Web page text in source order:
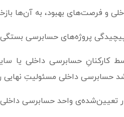
و فرصت‌های بهبود، به آن‌­ها
پروژه‌­های حسابرسی بستگی
حسابرسی داخلی یا
حسابرسی داخلی مسئولیتِ نهایی
تعیین‌شده‌ی واحد حسابرسی